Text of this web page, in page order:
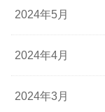
2024年5月
2024年4月
2024年3月